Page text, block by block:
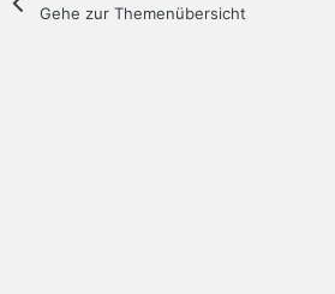
Gehe zur Themenübersicht